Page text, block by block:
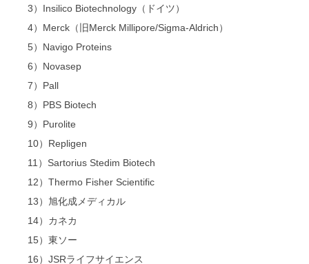
3）Insilico Biotechnology（ドイツ）
4）Merck（旧Merck Millipore/Sigma-Aldrich）
5）Navigo Proteins
6）Novasep
7）Pall
8）PBS Biotech
9）Purolite
10）Repligen
11）Sartorius Stedim Biotech
12）Thermo Fisher Scientific
13）旭化成メディカル
14）カネカ
15）東ソー
16）JSRライフサイエンス